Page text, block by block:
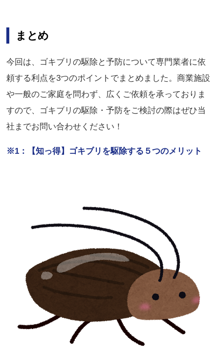
まとめ
今回は、ゴキブリの駆除と予防について専門業者に依
頼する利点を3つのポイントでまとめました。商業施設
や一般のご家庭を問わず、広くご依頼を承っておりま
すので、ゴキブリの駆除・予防をご検討の際はぜひ当
社までお問い合わせください！
※1：【知っ得】ゴキブリを駆除する５つのメリット